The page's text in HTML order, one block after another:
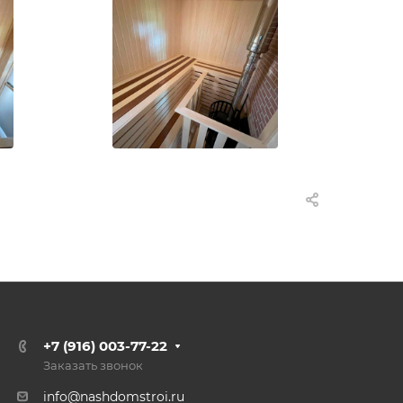
+7 (916) 003-77-22
Заказать звонок
info@nashdomstroi.ru